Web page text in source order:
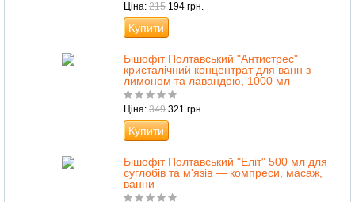
Ціна: 215 194 грн.
Купити
Бішофіт Полтавський "Антистрес"
кристалічний концентрат для ванн з
лимоном та лавандою, 1000 мл
Ціна: 349 321 грн.
Купити
Бішофіт Полтавський "Еліт" 500 мл для
суглобів та м'язів — компреси, масаж,
ванни